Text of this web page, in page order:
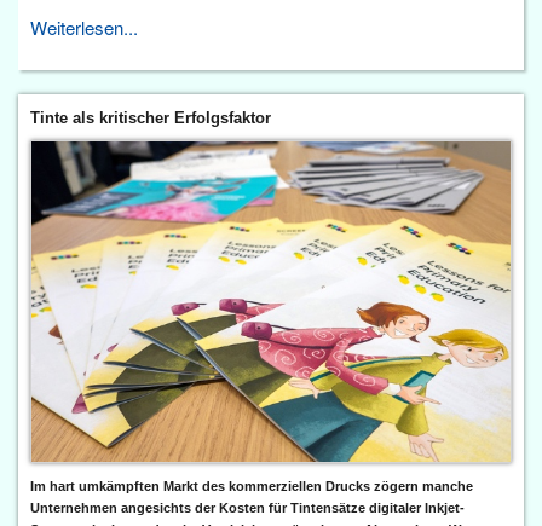
Weiterlesen...
Tinte als kritischer Erfolgsfaktor
Im hart umkämpften Markt des kommerziellen Drucks zögern manche
Unternehmen angesichts der Kosten für Tintensätze digitaler Inkjet-